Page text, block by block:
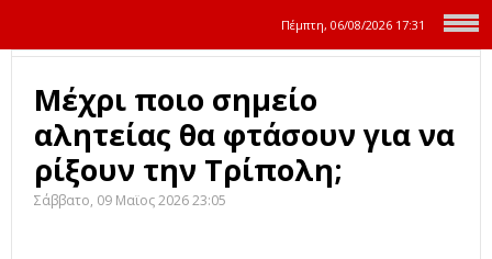
Πέμπτη, 06/08/2026 17:31
Μέχρι ποιο σημείο
αλητείας θα φτάσουν για να
ρίξουν την Τρίπολη;
Σάββατο, 09 Μαϊος 2026 23:05